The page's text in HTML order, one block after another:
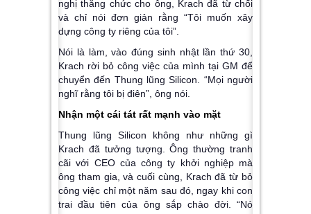
nghị thăng chức cho ông, Krach đã từ chối
và chỉ nói đơn giản rằng “Tôi muốn xây
dựng công ty riêng của tôi”.
Nói là làm, vào đúng sinh nhật lần thứ 30,
Krach rời bỏ công việc của mình tại GM để
chuyển đến Thung lũng Silicon. “Mọi người
nghĩ rằng tôi bị điên”, ông nói.
Nhận một cái tát rất mạnh vào mặt
Thung lũng Silicon không như những gì
Krach đã tưởng tượng. Ông thường tranh
cãi với CEO của công ty khởi nghiệp mà
ông tham gia, và cuối cùng, Krach đã từ bỏ
công việc chỉ một năm sau đó, ngay khi con
trai đầu tiên của ông sắp chào đời. “Nó